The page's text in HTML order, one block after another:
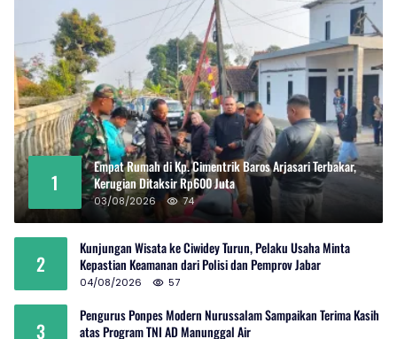
1
Empat Rumah di Kp. Cimentrik Baros Arjasari Terbakar,
Kerugian Ditaksir Rp600 Juta
03/08/2026 74
2
Kunjungan Wisata ke Ciwidey Turun, Pelaku Usaha Minta
Kepastian Keamanan dari Polisi dan Pemprov Jabar
04/08/2026 57
3
Pengurus Ponpes Modern Nurussalam Sampaikan Terima Kasih
atas Program TNI AD Manunggal Air